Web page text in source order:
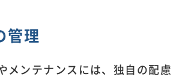
管理
メンテナンスには、独自の配慮